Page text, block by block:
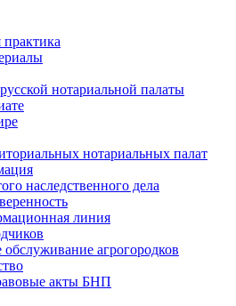
нотариальной палаты
нотариальных палат
наследственного дела
линия
агрогородков
акты БНП